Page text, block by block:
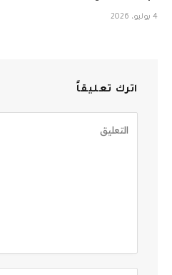
4 يوليو، 2026
اترك تعليقاً